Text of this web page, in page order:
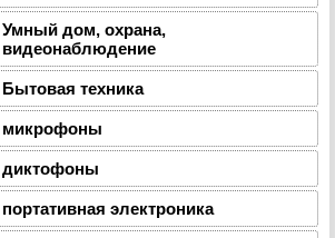
Умный дом, охрана,
видеонаблюдение
Бытовая техника
микрофоны
диктофоны
портативная электроника